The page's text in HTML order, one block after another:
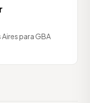
para GBA